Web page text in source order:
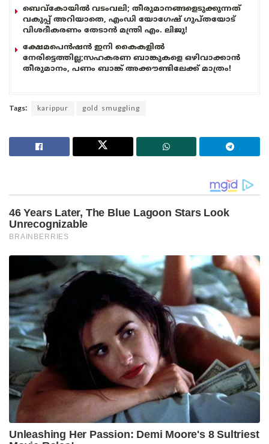
ബെവ്കോയിൽ വടംവലി; തീരുമാനങ്ങളെടുക്കുന്നത്
വകുപ്പ് അറിയാതെ, എംഡി യോഗേഷ് ഗുപ്തയോട്
വിശദീകരണം തേടാൻ മന്ത്രി എം. ലിജു!
ക്ഷേമപെൻഷൻ ഇനി കൈകളിൽ
നേരിട്ടെത്തില്ല;സഹകരണ ബാങ്കുകളെ ഒഴിവാക്കാൻ
തീരുമാനം, പണം ബാങ്ക് അക്കൗണ്ടിലേക്ക് മാത്രം!
Tags: karippur gold smuggling